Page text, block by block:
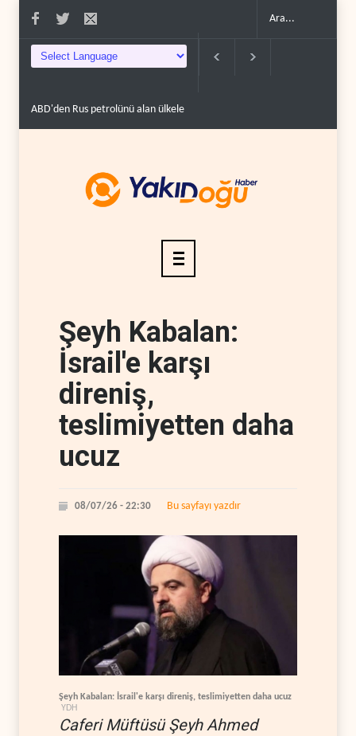
ABD'den Rus petrolünü alan ülkelere yüzde 100'e varan g�..
Şeyh Kabalan:
İsrail'e karşı
direniş,
teslimiyetten daha
ucuz
08/07/26 - 22:30 Bu sayfayı yazdır
Şeyh Kabalan: İsrail'e karşı direniş, teslimiyetten daha ucuz
YDH
Caferi Müftüsü Şeyh Ahmed